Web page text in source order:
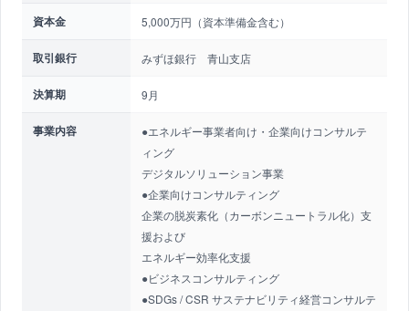
資本金 5,000万円（資本準備金含む）
取引銀行 みずほ銀行 青山支店
決算期 9月
事業内容
●エネルギー事業者向け・企業向けコンサルテ
ィング
デジタルソリューション事業
●企業向けコンサルティング
企業の脱炭素化（カーボンニュートラル化）支
援および
エネルギー効率化支援
●ビジネスコンサルティング
●SDGs / CSR サステナビリティ経営コンサルテ